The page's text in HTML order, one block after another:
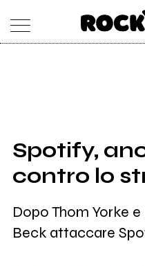
SHOP
RADIO
Spotify,
contro lo
Dopo Thom Yorke
Beck attaccare